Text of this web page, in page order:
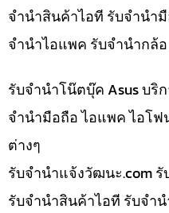
จำนำสินค้าไอที รับจำนำ
จำนำไอแพค รับจำนำกล้อ
รับจำนำโน๊ตบุ๊ค Asus บริ
จำนำมือถือ ไอแพค ไอโ
ต่างๆ
รับจํานําแจ้งวัฒนะ.com
รับจำนำสินค้าไอที รับจำ